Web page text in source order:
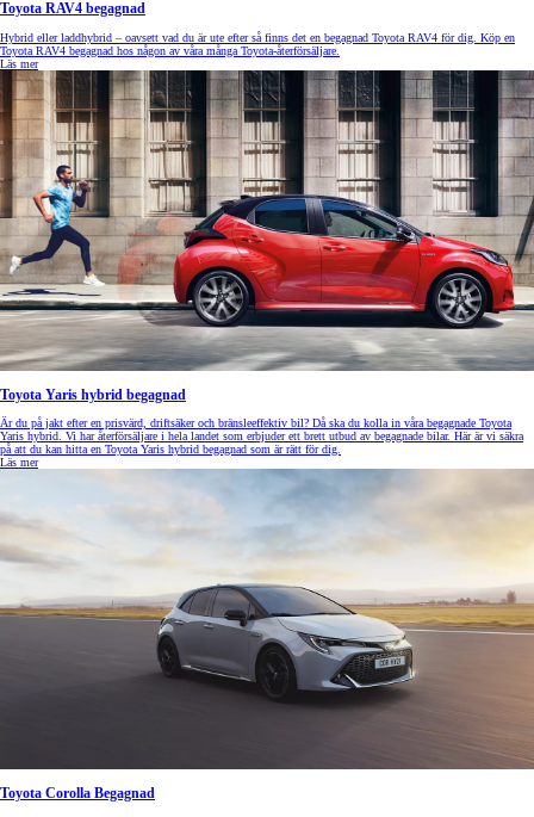
Toyota RAV4 begagnad
Hybrid eller laddhybrid – oavsett vad du är ute efter så finns det en begagnad Toyota RAV4 för dig. Köp en
Toyota RAV4 begagnad hos någon av våra många Toyota-återförsäljare.
Läs mer
Toyota Yaris hybrid begagnad
Är du på jakt efter en prisvärd, driftsäker och bränsleeffektiv bil? Då ska du kolla in våra begagnade Toyota
Yaris hybrid. Vi har återförsäljare i hela landet som erbjuder ett brett utbud av begagnade bilar. Här är vi säkra
på att du kan hitta en Toyota Yaris hybrid begagnad som är rätt för dig.
Läs mer
Toyota Corolla Begagnad